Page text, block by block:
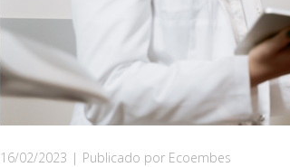
16/02/2023 | Publicado por Ecoembes